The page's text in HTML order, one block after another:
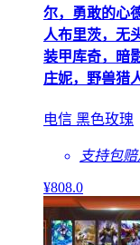
尔，勇敢的心
人布里茨，无
装甲库奇，暗
庄妮，野兽猎
电信 黑色玫瑰
支持包赔
¥808.0